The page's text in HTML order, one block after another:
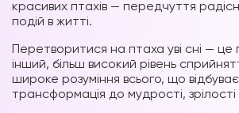
красивих птахів — передчуття
подій в житті.
Перетворитися на птаха уві сні —
інший, більш високий рівень
широке розуміння всього, що
трансформація до мудрості, зрілості і